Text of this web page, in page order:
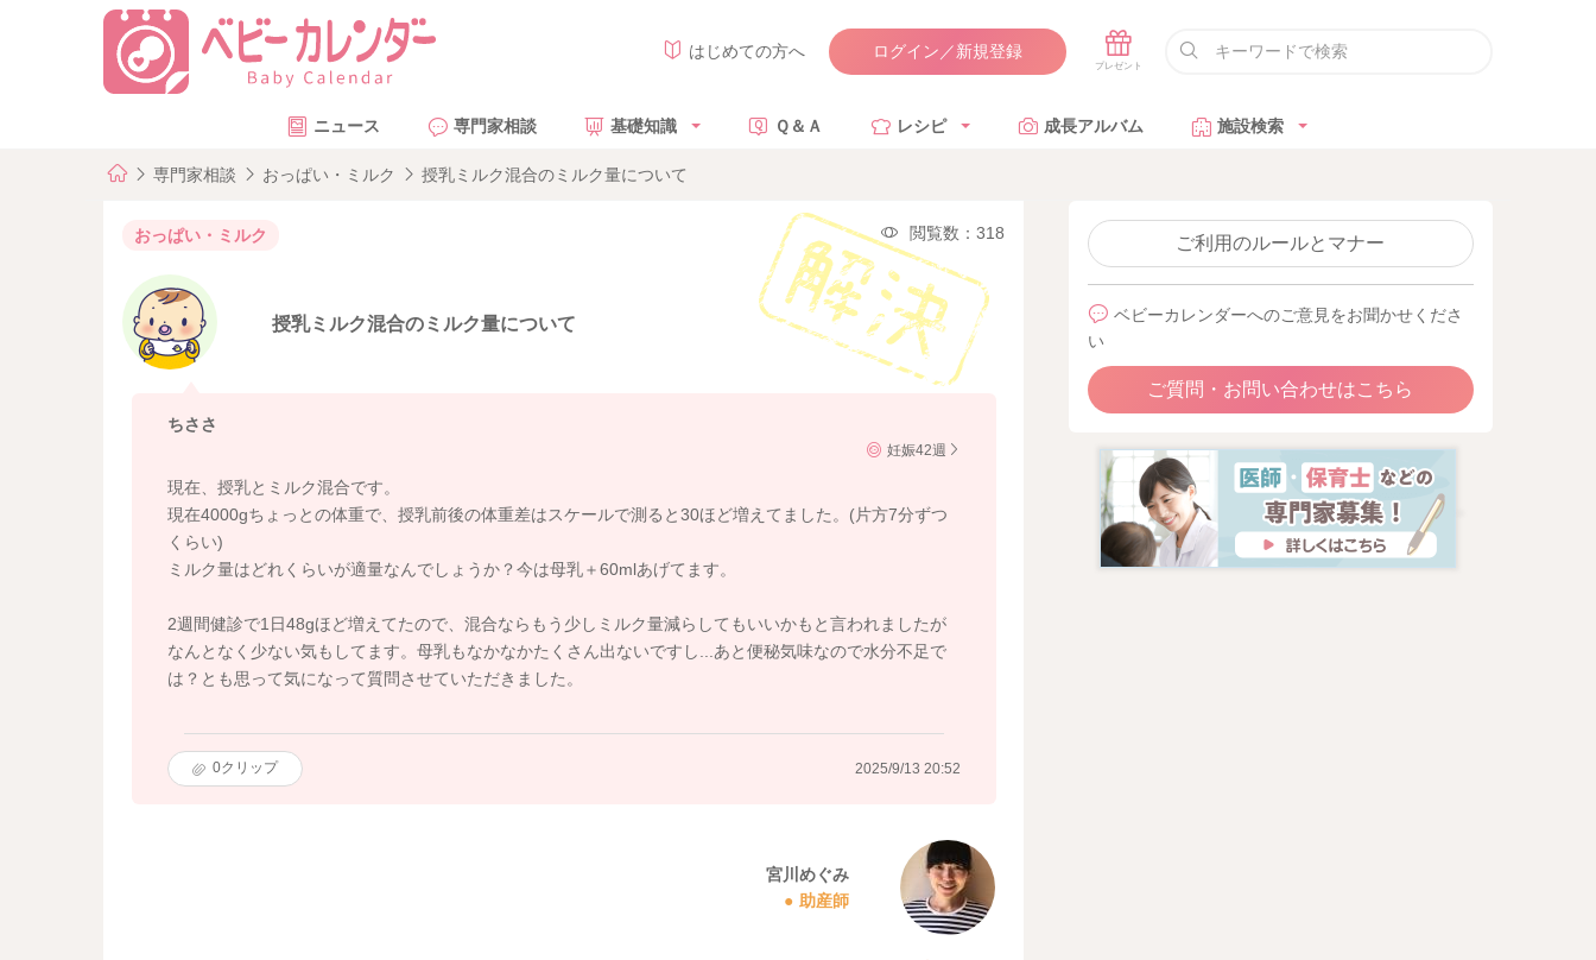
はじめての方へ ログイン／新規登録
ニュース 専門家相談 基礎知識 Ｑ＆Ａ レシピ 成長アルバム 施設検索
専門家相談 おっぱい・ミルク 授乳ミルク混合のミルク量について
おっぱい・ミルク 閲覧数：318
授乳ミルク混合のミルク量について
ちささ
妊娠42週
現在、授乳とミルク混合です。
現在4000gちょっとの体重で、授乳前後の体重差はスケールで測ると30ほど増えてました。(片方7分ずつ
くらい)
ミルク量はどれくらいが適量なんでしょうか？今は母乳＋60mlあげてます。
2週間健診で1日48gほど増えてたので、混合ならもう少しミルク量減らしてもいいかもと言われましたが
なんとなく少ない気もしてます。母乳もなかなかたくさん出ないですし...あと便秘気味なので水分不足で
は？とも思って気になって質問させていただきました。
0クリップ 2025/9/13 20:52
宮川めぐみ
助産師
ご利用のルールとマナー
ベビーカレンダーへのご意見をお聞かせくださ
い
ご質問・お問い合わせはこちら